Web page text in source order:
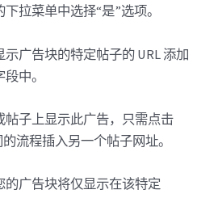
拉菜单中选择“是”选项。
广告块的特定帖子的 URL 添加
中。
帖子上显示此广告，只需点击
流程插入另一个帖子网址。
广告块将仅显示在该特定